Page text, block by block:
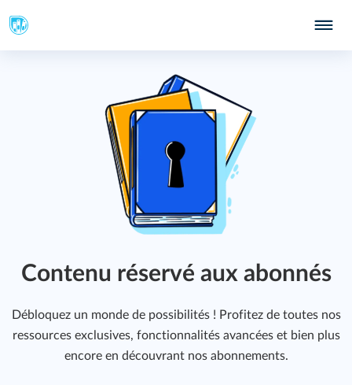
Contenu réservé aux abonnés
Débloquez un monde de possibilités ! Profitez de toutes nos
ressources exclusives, fonctionnalités avancées et bien plus
encore en découvrant nos abonnements.